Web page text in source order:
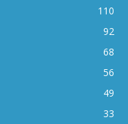
110
92
68
56
49
33